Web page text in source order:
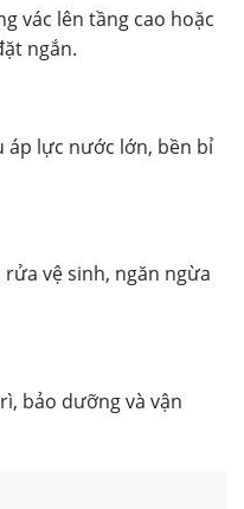
vác lên tầng cao hoặc
ngắn.
áp lực nước lớn, bền bỉ
vệ sinh, ngăn ngừa
bảo dưỡng và vận